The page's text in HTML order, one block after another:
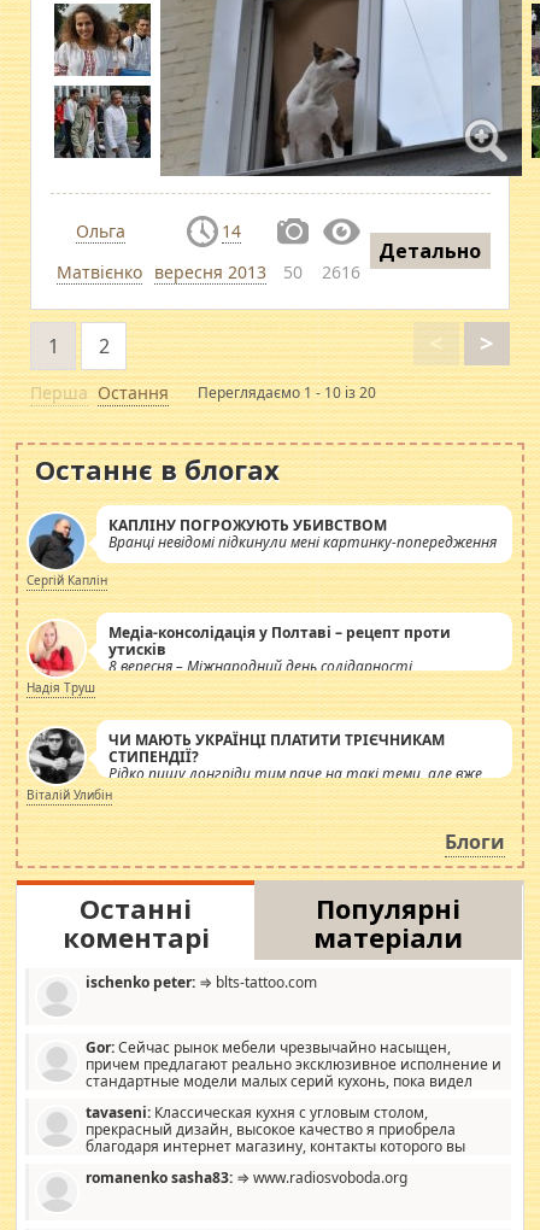
Ольга
Матвієнко
14
вересня 2013
50 2616
Детально
Перша
<
1 2 >
Остання Переглядаємо 1 - 10 із 20
Останнє в блогах
КАПЛІНУ ПОГРОЖУЮТЬ УБИВСТВОМ
Вранці невідомі підкинули мені картинку-попередження
Сергій Каплін
Медіа-консолідація у Полтаві – рецепт проти
утисків
8 вересня – Міжнародний день солідарності
журналістів.
Надія Труш
ЧИ МАЮТЬ УКРАЇНЦІ ПЛАТИТИ ТРІЄЧНИКАМ
СТИПЕНДІЇ?
Рідко пишу лонгріди тим паче на такі теми, але вже
просто дістало! Обурюють сьогоднішні інсенуації
навколо стипендіального питання. Штучно
роздувається ще одна соціальна катастрофа.
Віталій Улибін
Блоги
Останні
коментарі
Популярні
матеріали
ischenko peter: ⇒ blts-tattoo.com
Gor:Сейчас рынок мебели чрезвычайно насыщен,
причем предлагают реально эксклюзивное исполнение и
стандартные модели малых серий кухонь, пока видел
стандартные формы, в MebelOk, креативненько и что главное -
со вкусом все в порядке, без ненужных наворотов удорожающих
мебель, а это не последний фактор.
tavaseni: Классическая кухня с угловым столом,
прекрасный дизайн, высокое качество я приобрела
благодаря интернет магазину, контакты которого вы
romanenko sasha83: ⇒ www.radiosvoboda.org